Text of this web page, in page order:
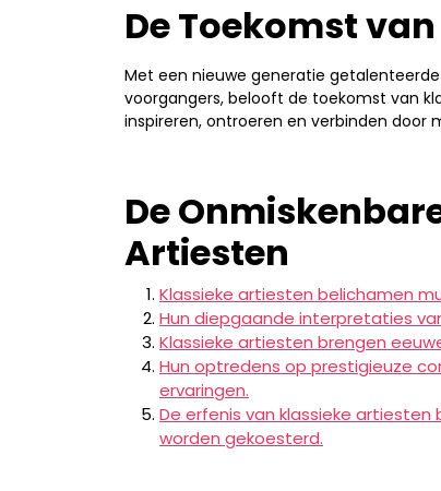
De Toekomst
Met een nieuwe generatie
voorgangers, belooft de toekomst van
inspireren, ontroeren en verbinden door
De
Artiesten
Klassieke artiesten belichamen
Hun diepgaande interpretaties
Klassieke artiesten brengen
Hun optredens op prestigieuze
ervaringen.
De erfenis van klassieke
worden gekoesterd.